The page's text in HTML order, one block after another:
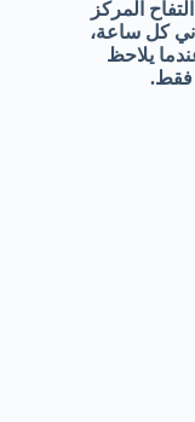
المركز
على شكل غرغرة لمدة 5 ثواني كل ساعة،
يلاحظ
فقط.